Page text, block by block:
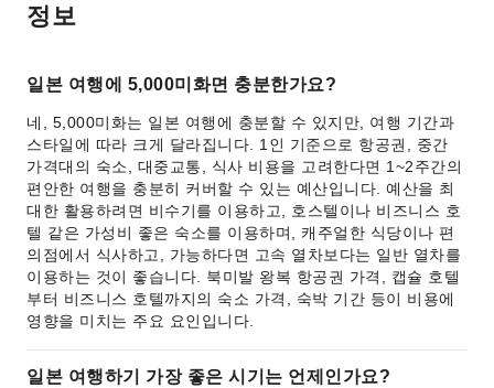
정보
일본 여행에 5,000미화면 충분한가요?
네, 5,000미화는 일본 여행에 충분할 수 있지만, 여행 기간과
스타일에 따라 크게 달라집니다. 1인 기준으로 항공권, 중간
가격대의 숙소, 대중교통, 식사 비용을 고려한다면 1~2주간의
편안한 여행을 충분히 커버할 수 있는 예산입니다. 예산을 최
대한 활용하려면 비수기를 이용하고, 호스텔이나 비즈니스 호
텔 같은 가성비 좋은 숙소를 이용하며, 캐주얼한 식당이나 편
의점에서 식사하고, 가능하다면 고속 열차보다는 일반 열차를
이용하는 것이 좋습니다. 북미발 왕복 항공권 가격, 캡슐 호텔
부터 비즈니스 호텔까지의 숙소 가격, 숙박 기간 등이 비용에
영향을 미치는 주요 요인입니다.
일본 여행하기 가장 좋은 시기는 언제인가요?